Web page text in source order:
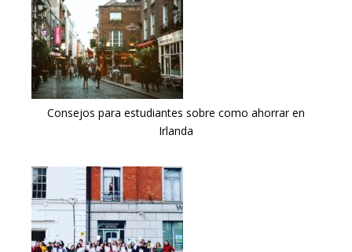
Consejos para estudiantes sobre como ahorrar en
Irlanda